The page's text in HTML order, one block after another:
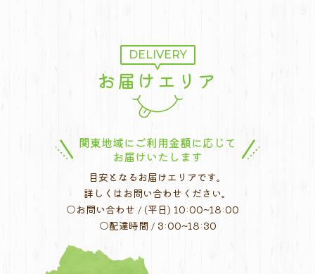
DELIVERY
お届けエリア
関東地域にご利用金額に応じて
お届けいたします
目安となるお届けエリアです。
詳しくはお問い合わせください。
○お問い合わせ / (平日) 10:00~18:00
○配達時間 / 3:00~18:30